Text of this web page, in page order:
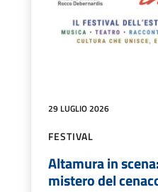
29 LUGLIO 2026
FESTIVAL
Altamura in
mistero del